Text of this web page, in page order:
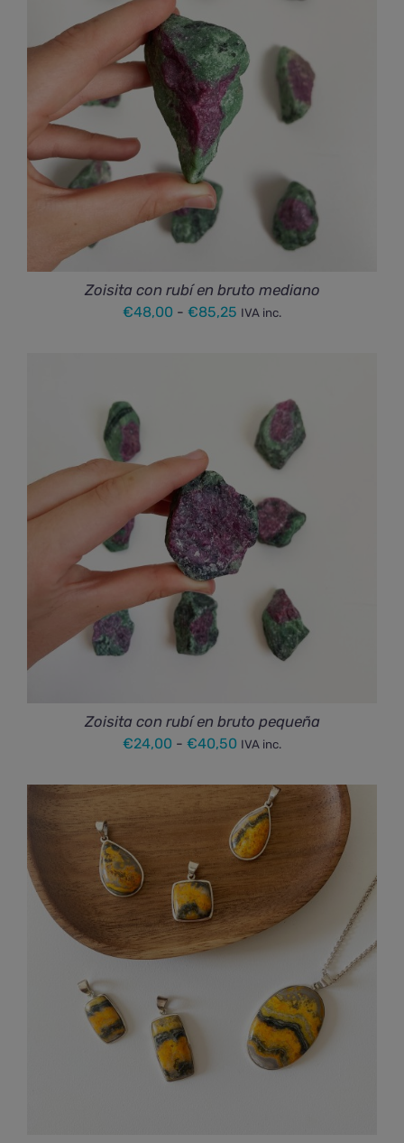
Zoisita con rubí en bruto mediano
€48,00 - €85,25 Rango
€48,00
hasta
€85,25
IVA inc.
Zoisita con rubí en bruto pequeña
€24,00 - €40,50 Rango
precios:
desde
€24,00
hasta
€40,50
IVA inc.